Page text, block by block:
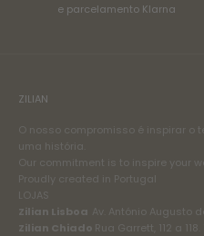
e parcelamento Klarna
ZILIAN
O nosso compromisso é inspirar o
uma história.
Our commitment is to inspire your
Proudly created in Portugal
LOJAS
Zilian Lisboa Av. António Augusto
Zilian Chiado Rua Garrett, 112 a